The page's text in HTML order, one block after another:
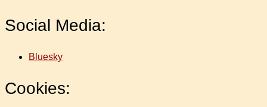
Social Media:
Bluesky
Cookies: